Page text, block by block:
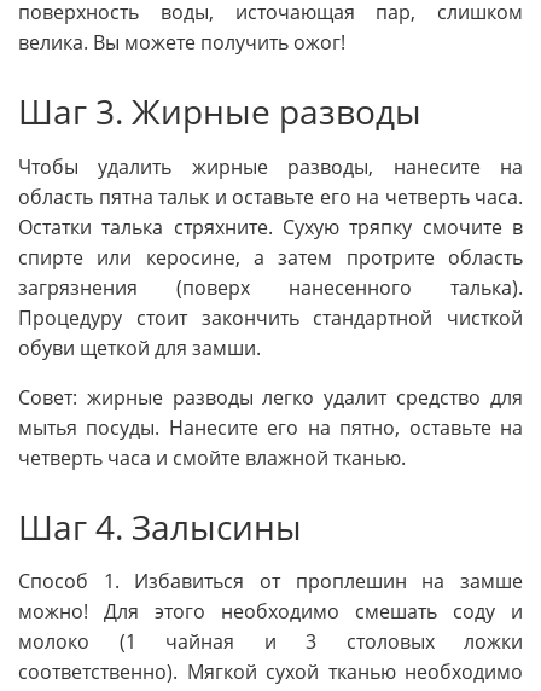
поверхность воды, источающая пар, слишком
велика. Вы можете получить ожог!
Шаг 3. Жирные разводы
Чтобы удалить жирные разводы, нанесите на
область пятна тальк и оставьте его на четверть часа.
Остатки талька стряхните. Сухую тряпку смочите в
спирте или керосине, а затем протрите область
загрязнения (поверх нанесенного талька).
Процедуру стоит закончить стандартной чисткой
обуви щеткой для замши.
Совет: жирные разводы легко удалит средство для
мытья посуды. Нанесите его на пятно, оставьте на
четверть часа и смойте влажной тканью.
Шаг 4. Залысины
Способ 1. Избавиться от проплешин на замше
можно! Для этого необходимо смешать соду и
молоко (1 чайная и 3 столовых ложки
соответственно). Мягкой сухой тканью необходимо